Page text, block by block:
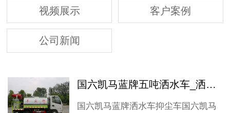
视频展示 客户案例
公司新闻
国六凯马蓝牌五吨洒水车_洒水车厂家
国六凯马蓝牌洒水车抑尘车国六凯马